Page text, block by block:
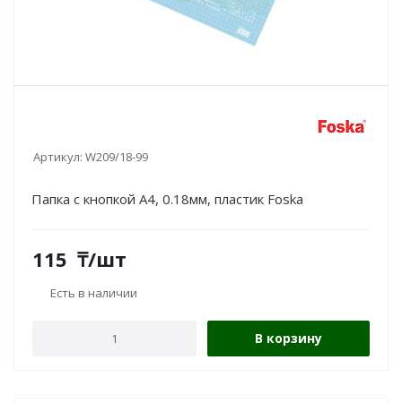
Артикул: W209/18-99
Папка с кнопкой А4, 0.18мм, пластик Foska
115 ₸/шт
Есть в наличии
В корзину